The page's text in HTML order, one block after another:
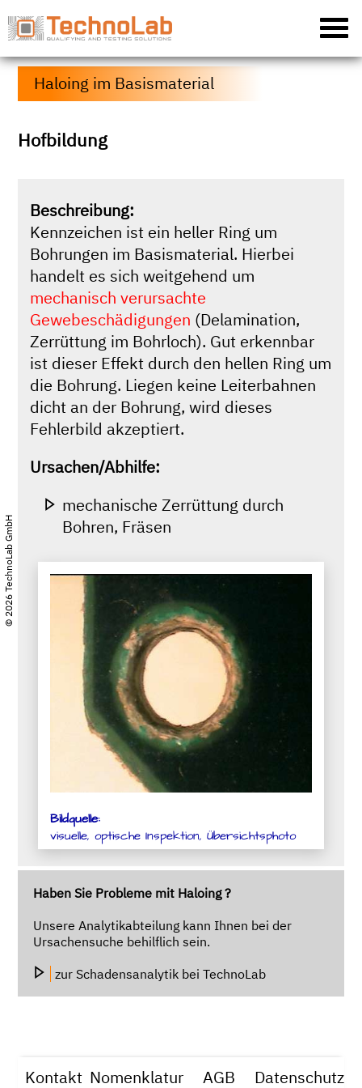
© 2026 TechnoLab GmbH
Haloing im Basismaterial
Hofbildung
Beschreibung:
Kennzeichen ist ein heller Ring um
Bohrungen im Basismaterial. Hierbei
handelt es sich weitgehend um
mechanisch verursachte
Gewebeschädigungen (Delamination,
Zerrüttung im Bohrloch). Gut erkennbar
ist dieser Effekt durch den hellen Ring um
die Bohrung. Liegen keine Leiterbahnen
dicht an der Bohrung, wird dieses
Fehlerbild akzeptiert.
Ursachen/Abhilfe:
mechanische Zerrüttung durch
Bohren, Fräsen
Bildquelle:
visuelle, optische Inspektion, Übersichtsphoto
Haben Sie Probleme mit Haloing ?
Unsere Analytikabteilung kann Ihnen bei der
Ursachensuche behilflich sein.
zur Schadensanalytik bei TechnoLab
Kontakt Nomenklatur AGB Datenschutz